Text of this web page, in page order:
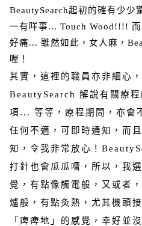
BeautySearch起初的確有少少
一有咩事... Touch Wood!!!!
好痛... 雖然如此，女人麻，
喔！
其實，這裡的職員亦非細心
BeautySearch 解說有關療
項... 等等，療程期間，亦會
任何不適，可即時通知，而
知，令我非常放心！
打針也會瓜瓜嘈，所以，我
覺，有點像觸電般，又或者
爐般，有點灸熱，尤其機頭
「痺痺地 」的感覺，幸好並